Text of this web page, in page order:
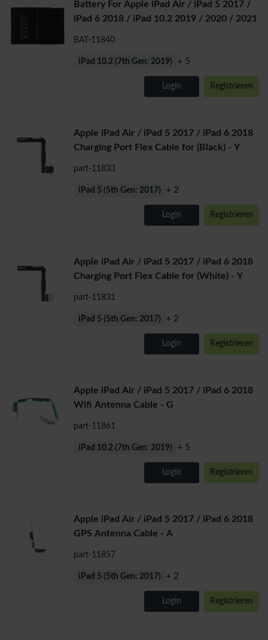
Battery For Apple iPad Air / iPad 5 2017 /
iPad 6 2018 / iPad 10.2 2019 / 2020 / 2021
BAT-11840
iPad 10.2 (7th Gen: 2019) + 5
Login Registrieren
Apple iPad Air / iPad 5 2017 / iPad 6 2018
Charging Port Flex Cable for (Black) - Y
part-11833
iPad 5 (5th Gen: 2017) + 2
Login Registrieren
Apple iPad Air / iPad 5 2017 / iPad 6 2018
Charging Port Flex Cable for (White) - Y
part-11831
iPad 5 (5th Gen: 2017) + 2
Login Registrieren
Apple iPad Air / iPad 5 2017 / iPad 6 2018
Wifi Antenna Cable - G
part-11861
iPad 10.2 (7th Gen: 2019) + 5
Login Registrieren
Apple iPad Air / iPad 5 2017 / iPad 6 2018
GPS Antenna Cable - A
part-11857
iPad 5 (5th Gen: 2017) + 2
Login Registrieren